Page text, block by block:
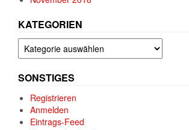
KATEGORIEN
Kategorien
SONSTIGES
Registrieren
Anmelden
Eintrags-Feed